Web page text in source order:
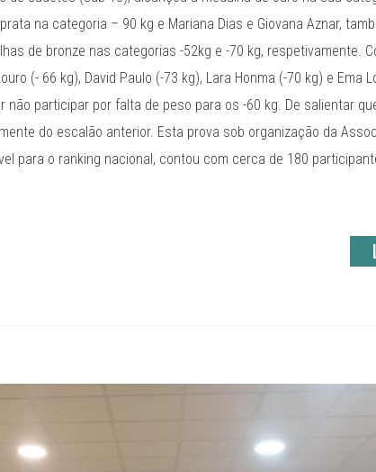
na categoria – 90 kg e Mariana Dias e Giovana Aznar,
de bronze nas categorias -52kg e -70 kg, respetivamente.
(- 66 kg), David Paulo (-73 kg), Lara Honma (-70 kg) e Ema
não participar por falta de peso para os -60 kg. De salientar
do escalão anterior. Esta prova sob organização da
para o ranking nacional, contou com cerca de 180